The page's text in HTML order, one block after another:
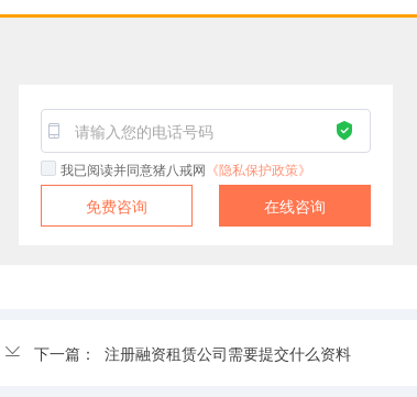
我已阅读并同意猪八戒网 《隐私保护政策》
免费咨询 在线咨询
下一篇： 注册融资租赁公司需要提交什么资料